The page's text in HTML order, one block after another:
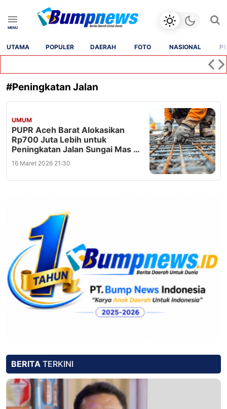
UTAMA POPULER DAERAH FOTO NASIONAL
#Peningkatan Jalan
UMUM
PUPR Aceh Barat Alokasikan
Rp700 Juta Lebih untuk
Peningkatan Jalan Sungai Mas –
Woyla Timur
16 Maret 2026 21:30
BERITA TERKINI